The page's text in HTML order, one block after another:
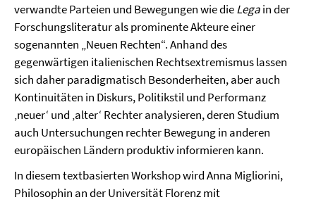
verwandte Parteien und Bewegungen wie dieLegain der
Forschungsliteratur als prominente Akteure einer
sogenannten „Neuen Rechten“. Anhand des
gegenwärtigen italienischen Rechtsextremismus lassen
sich daher paradigmatisch Besonderheiten, aber auch
Kontinuitäten in Diskurs, Politikstil und Performanz
‚neuer‘ und ‚alter‘ Rechter analysieren, deren Studium
auch Untersuchungen rechter Bewegung in anderen
europäischen Ländern produktiv informieren kann.
In diesem textbasierten Workshop wird Anna Migliorini,
Philosophin an der Universität Florenz mit